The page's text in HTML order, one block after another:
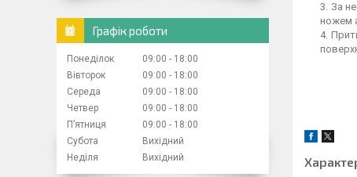
За
ножем
Графік роботи
Понеділок 09:00
18:00
Вівторок
09:00
18:00
Середа
09:00
18:00
Четвер
09:00
18:00
Пʼятниця
09:00
18:00
Субота
Вихідний
Неділя
Вихідний